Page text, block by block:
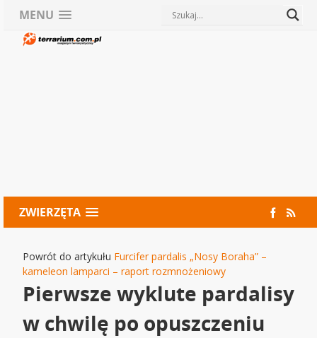
MENU
ZWIERZĘTA
Powrót do artykułu Furcifer pardalis „Nosy Boraha” –
kameleon lamparci – raport rozmnożeniowy
Pierwsze wyklute pardalisy
w chwilę po opuszczeniu